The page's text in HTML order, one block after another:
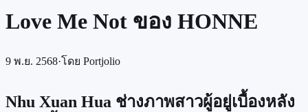
Love Me Not ของ HONNE
9 พ.ย. 2568·โดย Portjolio
Nhu Xuan Hua ช่างภาพสาวผู้อยู่เบื้องหลัง